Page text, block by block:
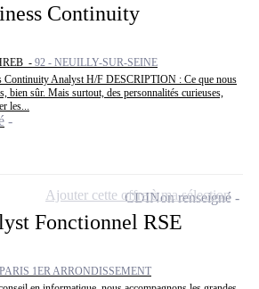
Continuity
- 92 - NEUILLY-SUR-SEINE
Continuity Analyst H/F DESCRIPTION : Ce que nous
bien sûr. Mais surtout, des personnalités curieuses,
les...
Fonctionnel RSE
1ER ARRONDISSEMENT
CDINon renseigné
Ajouter cette offre à ma sélection